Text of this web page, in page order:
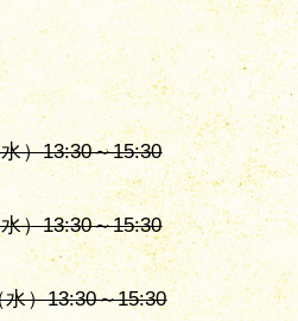
）13:30～15:30
）13:30～15:30
）13:30～15:30